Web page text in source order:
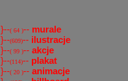
}--( 64 )-- murale
}--(609)-- ilustracje
}--( 99 )-- akcje
}--(114)-- plakat
}--( 20 )-- animacje